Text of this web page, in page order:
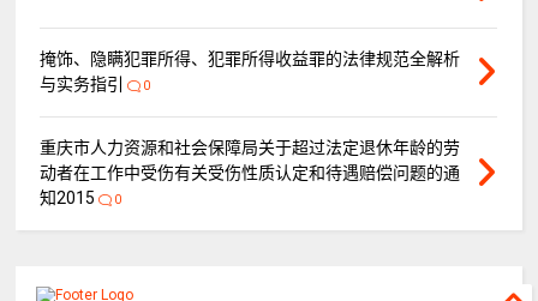
掩饰、隐瞒犯罪所得、犯罪所得收益罪的法律规范全解析
与实务指引
0
重庆市人力资源和社会保障局关于超过法定退休年龄的劳
动者在工作中受伤有关受伤性质认定和待遇赔偿问题的通
知2015
0